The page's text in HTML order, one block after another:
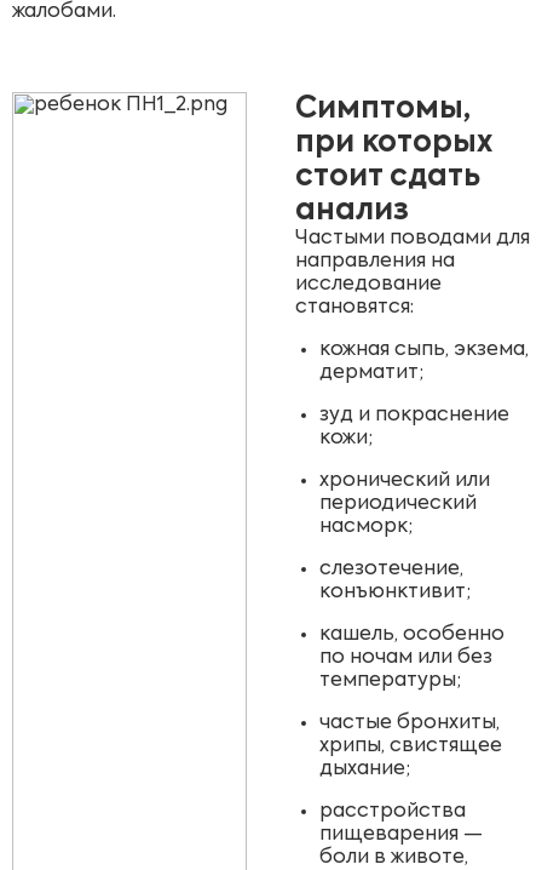
жалобами.
Симптомы,
при которых
стоит сдать
анализ
Частыми поводами для
направления на
исследование
становятся:
кожная сыпь, экзема,
дерматит;
зуд и покраснение
кожи;
хронический или
периодический
насморк;
слезотечение,
конъюнктивит;
кашель, особенно
по ночам или без
температуры;
частые бронхиты,
хрипы, свистящее
дыхание;
расстройства
пищеварения —
боли в животе,